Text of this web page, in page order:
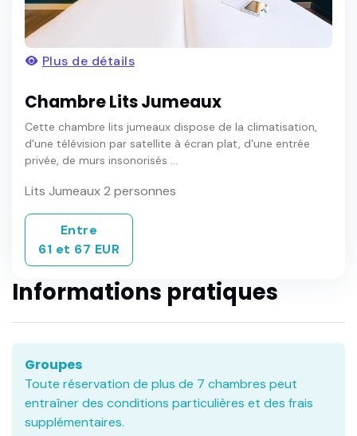
Plus de détails
Chambre Lits Jumeaux
Cette chambre lits jumeaux dispose de la climatisation,
d'une télévision par satellite à écran plat, d'une entrée
privée, de murs insonorisés ...
Lits Jumeaux 2 personnes
Entre
61 et 67 EUR
Informations pratiques
Groupes
Toute réservation de plus de 7 chambres peut
entraîner des conditions particulières et des frais
supplémentaires.